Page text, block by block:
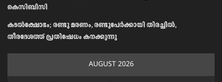
കെസിബിസി
കടൽക്ഷോഭം; രണ്ടു മരണം, രണ്ടുപേർക്കായി തിരച്ചിൽ,
തീരദേശത്ത് പ്രതിഷേധം കനക്കുന്നു
AUGUST 2026